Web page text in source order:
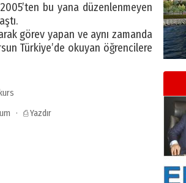
bu yana düzenlenmeyen
görev yapan ve aynı zamanda
Türkiye’de okuyan öğrencilere
kurs
· ⎙ Yazdır